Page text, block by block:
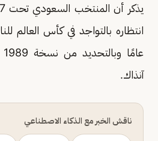
آنذاك.
ناقش الخبر مع الذكاء الاصطناعي